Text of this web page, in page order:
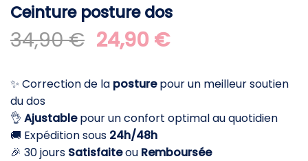
Ceinture posture dos
34,90€ Le
prix
initial
était :
34,90 €.
24,90 €Le
actuel
est :
24,90 €.
✨ Correction de la posturepour un meilleur soutien
du dos
👌 Ajustablepour un confort optimal au quotidien
🚚 Expédition sous 24h/48h
🎉 30 jours Satisfaiteou Remboursée